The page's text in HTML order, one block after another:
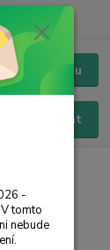
Menu
Hledat
-
tomto
nebude